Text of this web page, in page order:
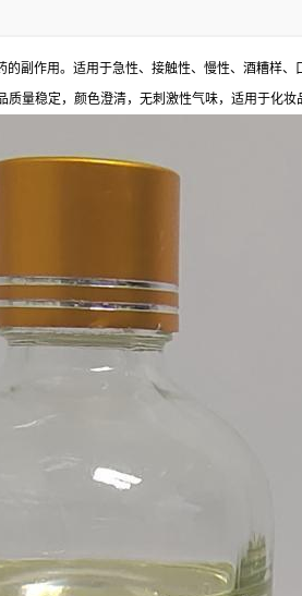
副作用。适用于急性、接触性、慢性、酒糟样
量稳定，颜色澄清，无刺激性气味，适用于化妆